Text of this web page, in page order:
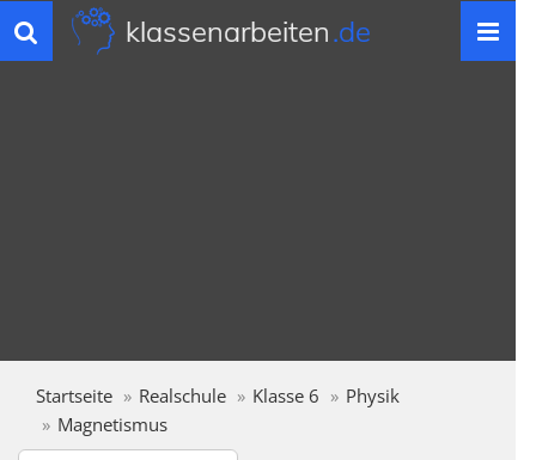
Toggle
navigation
klassenarbeiten.de
Startseite Realschule Klasse 6
Physik
Magnetismus